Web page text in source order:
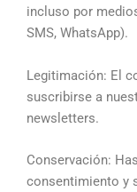
incluso por
SMS, WhatsApp).
Legitimación: El
suscribirse a
newsletters.
Conservación:
consentimiento y